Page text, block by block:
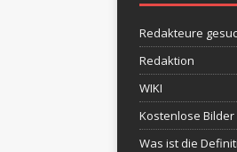
Redakteure
Redaktion
WIKI
Kostenlose
Was ist die